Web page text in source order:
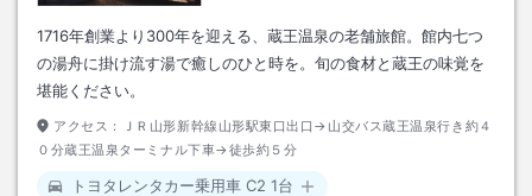
1716年創業より300年を迎える、蔵王温泉の老舗旅館。館内七つ
の湯舟に掛け流す湯で癒しのひと時を。旬の食材と蔵王の味覚を
堪能ください。
アクセス：
ＪＲ山形新幹線山形駅東口出口→山交バス蔵王温泉行き約４
０分蔵王温泉ターミナル下車→徒歩約５分
トヨタレンタカー乗用車 C2 1台